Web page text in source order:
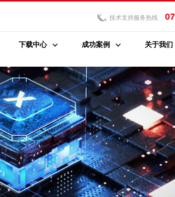
技术支持服务热线
下载中心 成功案例 关于我们